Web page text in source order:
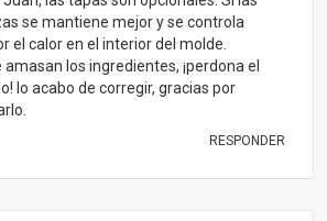
se mantiene mejor y se controla
el calor en el interior del molde.
amasan los ingredientes, ¡perdona el
lo acabo de corregir, gracias por
RESPONDER